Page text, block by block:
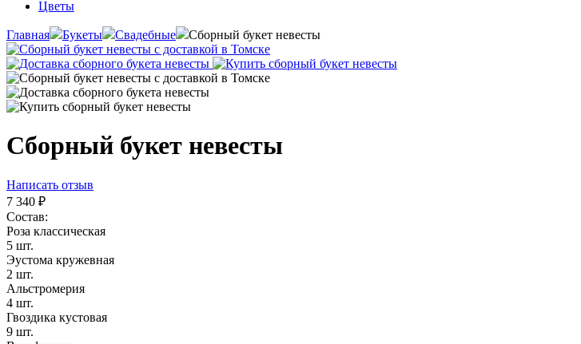
Цветы
Главная Букеты Свадебные Сборный букет невесты
Сборный букет невесты
Написать отзыв
7 340 ₽
Состав:
Роза классическая
5 шт.
Эустома кружевная
2 шт.
Альстромерия
4 шт.
Гвоздика кустовая
9 шт.